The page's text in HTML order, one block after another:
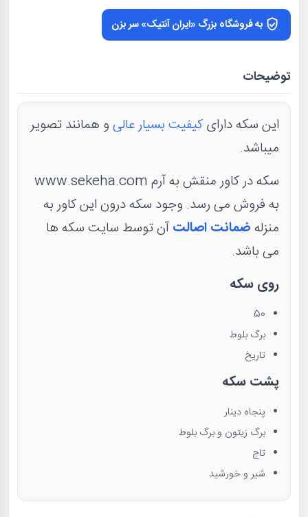
به فروشگاه بزرگ «ایران آنتیک» سر بزن
توضیحات
این سکه دارایکیفیت بسیار عالیو همانند تصویر
میباشد.
سکه در کاور منقش به آرم www.sekeha.com
به فروش می رسد. وجود سکه درون این کاور به
منزلهضمانت اصالتآن توسط سایت سکه ها
می باشد.
روی سکه
50
برگ بلوط
تاریخ
پشت سکه
پنجاه دینار
برگ زیتون و برگ بلوط
تاج
شیر و خورشید